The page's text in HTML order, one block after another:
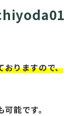
おりますので、
能です。